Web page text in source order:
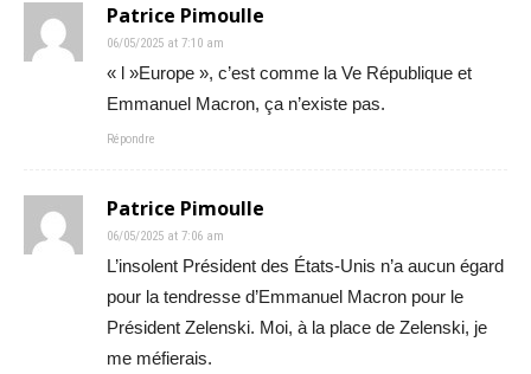
Patrice Pimoulle
06/05/2025 at 7:10 am
« l »Europe », c’est comme la Ve République et
Emmanuel Macron, ça n’existe pas.
Répondre
Patrice Pimoulle
06/05/2025 at 7:06 am
L’insolent Président des États-Unis n’a aucun égard
pour la tendresse d’Emmanuel Macron pour le
Président Zelenski. Moi, à la place de Zelenski, je
me méfierais.